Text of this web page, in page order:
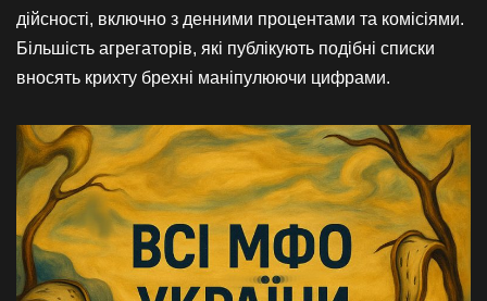
дійсності, включно з денними процентами та комісіями.
Більшість агрегаторів, які публікують подібні списки
вносять крихту брехні маніпулюючи цифрами.